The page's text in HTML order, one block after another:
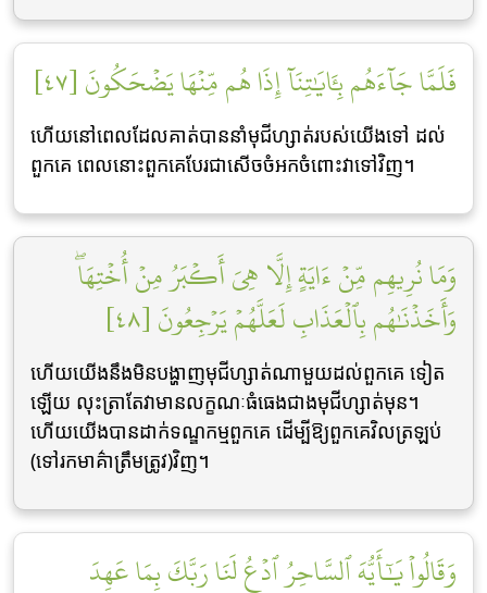
فَلَمَّا جَآءَهُم بِـَٔايَٰتِنَآ إِذَا هُم مِّنۡهَا يَضۡحَكُونَ [٤٧]
ហើយនៅពេលដែលគាត់បាននាំមុជីហ្សាត់របស់យើងទៅ ដល់
ពួកគេ ពេលនោះពួកគេបែរជាសើចចំអកចំពោះវាទៅវិញ។
وَمَا نُرِيهِم مِّنۡ ءَايَةٍ إِلَّا هِيَ أَكۡبَرُ مِنۡ أُخۡتِهَاۖ
وَأَخَذۡنَٰهُم بِٱلۡعَذَابِ لَعَلَّهُمۡ يَرۡجِعُونَ [٤٨]
ហើយយើងនឹងមិនបង្ហាញមុជីហ្សាត់ណាមួយដល់ពួកគេ ទៀត
ឡើយ លុះត្រាតែវាមានលក្ខណៈធំធេងជាងមុជីហ្សាត់មុន។
ហើយយើងបានដាក់ទណ្ឌកម្មពួកគេ ដើម្បីឱ្យពួកគេវិលត្រឡប់
(ទៅរកមាគ៌ាត្រឹមត្រូវ)វិញ។
وَقَالُواْ يَٰٓأَيُّهَ ٱلسَّاحِرُ ٱدۡعُ لَنَا رَبَّكَ بِمَا عَهِدَ